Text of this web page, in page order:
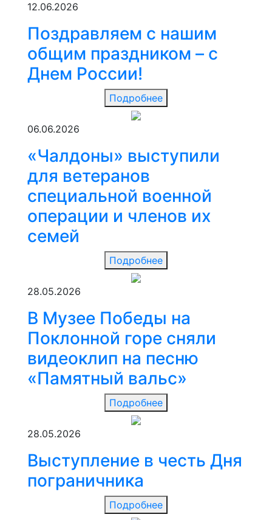
12.06.2026
Поздравляем с нашим
общим праздником – с
Днем России!
Подробнее
06.06.2026
«Чалдоны» выступили
для ветеранов
специальной военной
операции и членов их
семей
Подробнее
28.05.2026
В Музее Победы на
Поклонной горе сняли
видеоклип на песню
«Памятный вальс»
Подробнее
28.05.2026
Выступление в честь Дня
пограничника
Подробнее